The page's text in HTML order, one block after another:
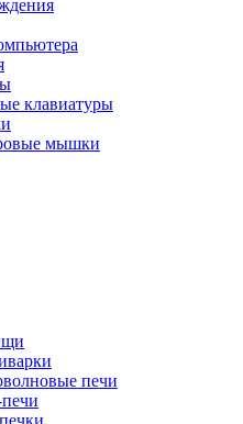
клавиатуры
мышки
печи